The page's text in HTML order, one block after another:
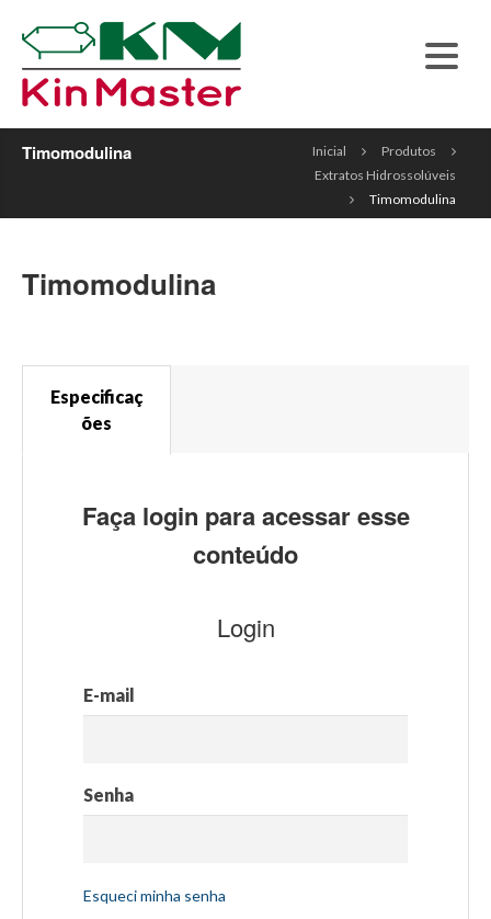
Timomodulina Inicial
Produtos
Extratos Hidrossolúveis
Timomodulina
Timomodulina
Especificaç
ões
Faça login para acessar esse
conteúdo
Login
E-mail
Senha
Esqueci minha senha